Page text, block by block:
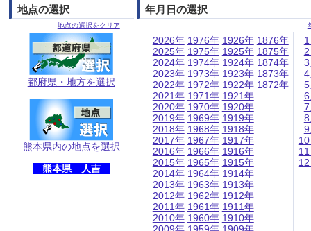
地点の選択
地点の選択をクリア
都府県・地方を選択
熊本県内の地点を選択
熊本県 人吉
年月日の選択
2026年
2025年
2024年
2023年
2022年
2021年
2020年
2019年
2018年
2017年
2016年
2015年
2014年
2013年
2012年
2011年
2010年
1976年
1975年
1974年
1973年
1972年
1971年
1970年
1969年
1968年
1967年
1966年
1965年
1964年
1963年
1962年
1961年
1960年
1926年
1925年
1924年
1923年
1922年
1921年
1920年
1919年
1918年
1917年
1916年
1915年
1914年
1913年
1912年
1911年
1910年
1876年
1875年
1874年
1873年
1872年